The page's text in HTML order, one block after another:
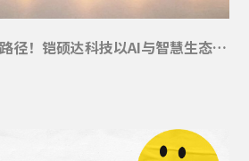
探索“未来养老”新路径！铠硕达科技以AI与智慧生态闪耀2025广州老博会